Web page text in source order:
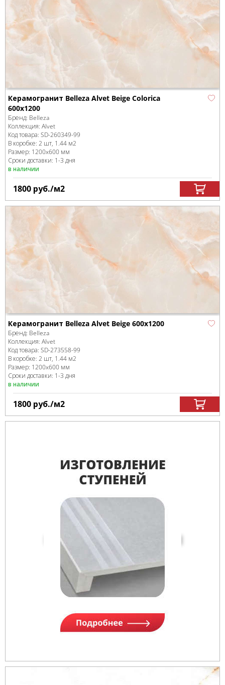
Керамогранит Belleza Alvet Beige Colorica
600x1200
Бренд: Belleza
Коллекция: Alvet
Код товара: SD-260349-99
В коробке: 2 шт, 1.44 м2
Размер: 1200x600 мм
Сроки доставки: 1-3 дня
в наличии
1800 руб./м2
Керамогранит Belleza Alvet Beige 600x1200
Бренд: Belleza
Коллекция: Alvet
Код товара: SD-273558-99
В коробке: 2 шт, 1.44 м2
Размер: 1200x600 мм
Сроки доставки: 1-3 дня
в наличии
1800 руб./м2